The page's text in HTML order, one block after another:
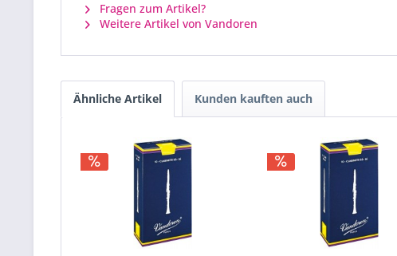
Fragen zum Artikel?
Weitere Artikel von Vandoren
Ähnliche Artikel Kunden kauften auch